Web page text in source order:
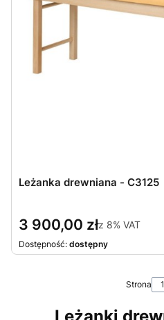
Leżanka drewniana - C3125
3 900,00 złz 8% VAT
Dostępność: dostępny
Strona